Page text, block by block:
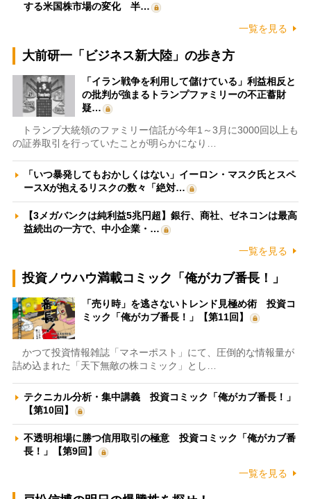
する米国株市場の変化 半…
一覧を見る
大前研一「ビジネス新大陸」の歩き方
「イラン戦争を利用して儲けている」利益相反と
の批判が強まるトランプファミリーの不正蓄財
疑…
トランプ大統領のファミリー信託が今年1～3月に3000回以上も
の証券取引を行っていたことが明らかになり…
「いつ暴発してもおかしくはない」イーロン・マスク氏とスペ
ースXが抱えるリスクの数々「絶対…
【3メガバンクは純利益5兆円超】銀行、商社、ゼネコンは最高
益続出の一方で、中小企業・…
一覧を見る
投資ノウハウ満載コミック「俺がカブ番長！」
「売り時」を逃さないトレンド見極め術 投資コ
ミック「俺がカブ番長！」【第11回】
かつて投資情報雑誌「マネーポスト」にて、圧倒的な情報量が
詰め込まれた「天下無敵の株コミック」とし…
テクニカル分析・集中講義 投資コミック「俺がカブ番長！」
【第10回】
不透明相場に勝つ信用取引の極意 投資コミック「俺がカブ番
長！」【第9回】
一覧を見る